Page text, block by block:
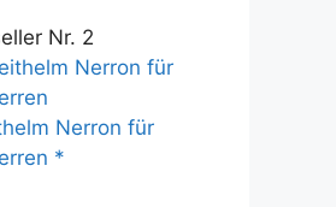
Nr. 2
Nerron für
*